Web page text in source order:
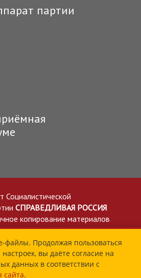
партии
Социалистической
СПРАВЕДЛИВАЯ РОССИЯ
копирование материалов
ссылкой на сайт spravedlivo.ru
обработки персональных
spravedlivo.ru доступны по
файлы. Продолжая пользоваться
вы даёте согласие на
данных в соответствии с
сайта.